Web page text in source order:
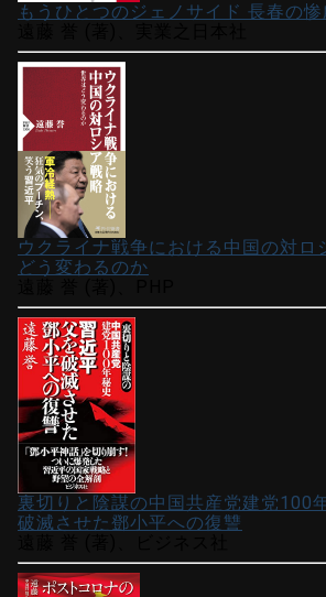
もうひとつのジェノサイド 長春の惨
ウクライナ戦争における中国の対
どう変わるのか
裏切りと陰謀の中国共産党建党100
破滅させた鄧小平への復讐